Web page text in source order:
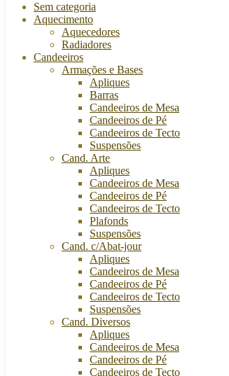
Sem categoria
Aquecimento
Aquecedores
Radiadores
Candeeiros
Armações e Bases
Apliques
Barras
Candeeiros de Mesa
Candeeiros de Pé
Candeeiros de Tecto
Suspensões
Cand. Arte
Apliques
Candeeiros de Mesa
Candeeiros de Pé
Candeeiros de Tecto
Plafonds
Suspensões
Cand. c/Abat-jour
Apliques
Candeeiros de Mesa
Candeeiros de Pé
Candeeiros de Tecto
Suspensões
Cand. Diversos
Apliques
Candeeiros de Mesa
Candeeiros de Pé
Candeeiros de Tecto